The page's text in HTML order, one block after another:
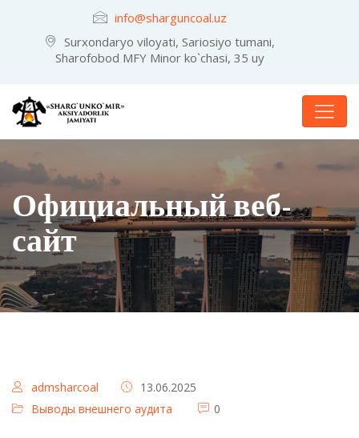
info@sharguncoal.uz
Surxondaryo viloyati, Sariosiyo tumani,
Sharofobod MFY Minor ko`chasi, 35 uy
Официальный веб-
сайт
admsharcoal
13.06.2025
Выводы внешнего аудита
0